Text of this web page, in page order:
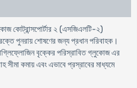
কোট্রান্সপোর্টার ২ (এসজিএলটি-২)
পুনরায় শোষণের জন্য প্রধান পরিবাহক।
বৃক্কের পরিস্রাবিত গ্লুকোজ এর
কমায় এবং এভাবে প্রস্রাবের মাধ্যমে